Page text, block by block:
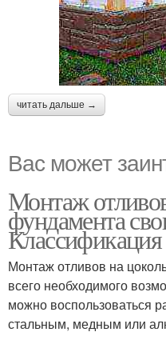
читать дальше →
Вас может
Монтаж
фундамента
Монтаж отливов на
всего необходимого
можно воспользоваться
стальным, медным или